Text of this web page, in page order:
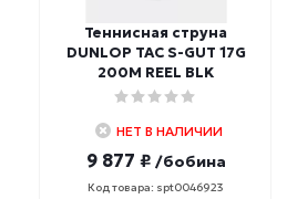
Теннисная струна
DUNLOP TAC S-GUT 17G
200M REEL BLK
НЕТ В НАЛИЧИИ
9 877 ₽ /бобина
Код товара: spt0046923